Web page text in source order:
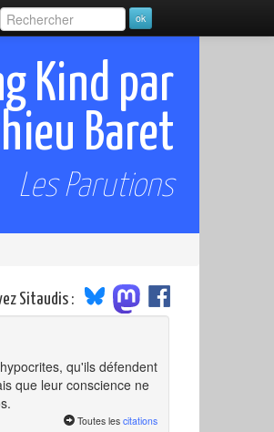
Kind par
Baret
Les Parutions
Sitaudis :
qu'ils défendent
que leur conscience ne
Toutes les citations